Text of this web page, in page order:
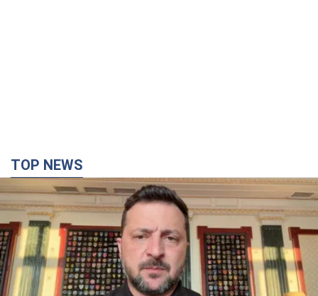
TOP NEWS